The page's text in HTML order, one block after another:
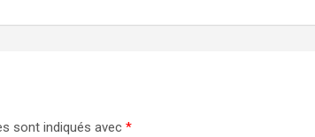
sont indiqués avec *